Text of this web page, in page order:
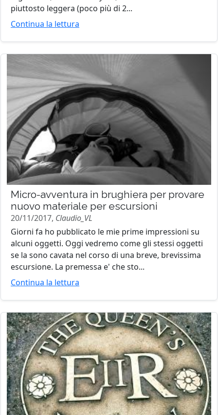
piuttosto leggera (poco più di 2...
Continua la lettura
Micro-avventura in brughiera per provare
nuovo materiale per escursioni
20/11/2017, Claudio_VL
Giorni fa ho pubblicato le mie prime impressioni su
alcuni oggetti. Oggi vedremo come gli stessi oggetti
se la sono cavata nel corso di una breve, brevissima
escursione. La premessa e' che sto...
Continua la lettura